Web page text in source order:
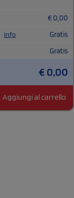
€0,00
info
Gratis
Gratis
€0,00
Aggiungi al carrello